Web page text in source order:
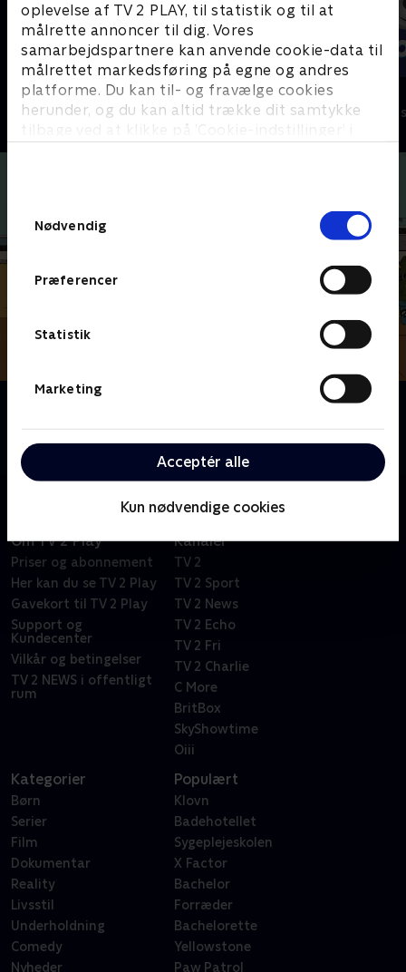
oplevelse af TV 2 PLAY, til statistik og til at
målrette annoncer til dig. Vores
samarbejdspartnere kan anvende cookie-data til
målrettet markedsføring på egne og andres
platforme. Du kan til- og fravælge cookies
herunder, og du kan altid trække dit samtykke
tilbage ved at klikke på ’Cookie-indstillinger’ i
Nødvendig
Præferencer
Statistik
Marketing
Acceptér alle
Kun nødvendige cookies
Vicke Viking
Børneserier • 1 sæsoner
Olly & Lea
Børneserier • 1
og Sid starter en hundelufterforretning.
Om TV 2 Play
Priser og abonnement
Her kan du se TV 2 Play
Gavekort til TV 2 Play
Support og
Kundecenter
Vilkår og betingelser
TV 2 NEWS i offentligt
rum
Kanaler
TV 2
TV 2 Sport
TV 2 News
TV 2 Echo
TV 2 Fri
TV 2 Charlie
C More
BritBox
SkyShowtime
Oiii
Kategorier
Børn
Serier
Film
Dokumentar
Reality
Livsstil
Underholdning
Comedy
Nyheder
Populært
Klovn
Badehotellet
Sygeplejeskolen
X Factor
Bachelor
Forræder
Bachelorette
Yellowstone
Paw Patrol